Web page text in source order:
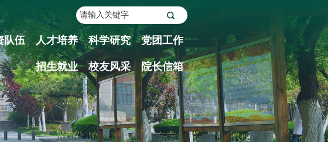
队伍 人才培养 科学研究 党团工作
招生就业 校友风采 院长信箱